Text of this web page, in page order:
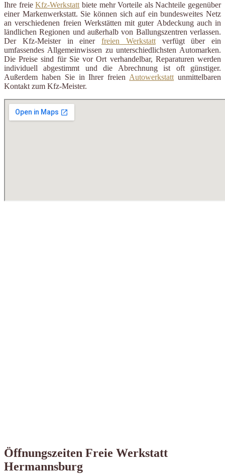
Ihre freieKfz-Werkstattbiete mehr Vorteile als Nachteile gegenüber
einer Markenwerkstatt. Sie können sich auf ein bundesweites Netz
an verschiedenen freien Werkstätten mit guter Abdeckung auch in
ländlichen Regionen und außerhalb von Ballungszentren verlassen.
Der Kfz-Meister in einer freien Werkstattverfügt über ein
umfassendes Allgemeinwissen zu unterschiedlichsten Automarken.
Die Preise sind für Sie vor Ort verhandelbar, Reparaturen werden
individuell abgestimmt und die Abrechnung ist oft günstiger.
Außerdem haben Sie in Ihrer freienAutowerkstattunmittelbaren
Kontakt zum Kfz-Meister.
Öffnungszeiten Freie Werkstatt
Hermannsburg